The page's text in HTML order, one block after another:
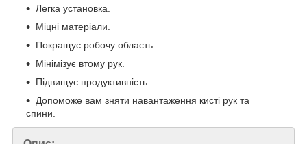
Легка установка.
Міцні матеріали.
Покращує робочу область.
Мінімізує втому рук.
Підвищує продуктивність
Допоможе вам зняти навантаження кисті рук та
спини.